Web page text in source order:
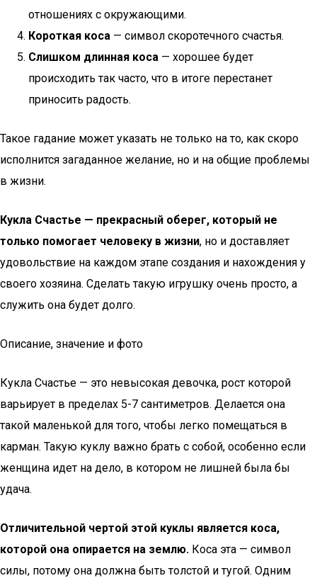
отношениях с окружающими.
Короткая коса — символ скоротечного счастья.
Слишком длинная коса — хорошее будет
происходить так часто, что в итоге перестанет
приносить радость.
Такое гадание может указать не только на то, как скоро
исполнится загаданное желание, но и на общие проблемы
в жизни.
Кукла Счастье — прекрасный оберег, который не
только помогает человеку в жизни, но и доставляет
удовольствие на каждом этапе создания и нахождения у
своего хозяина. Сделать такую игрушку очень просто, а
служить она будет долго.
Описание, значение и фото
Кукла Счастье — это невысокая девочка, рост которой
варьирует в пределах 5-7 сантиметров. Делается она
такой маленькой для того, чтобы легко помещаться в
карман. Такую куклу важно брать с собой, особенно если
женщина идет на дело, в котором не лишней была бы
удача.
Отличительной чертой этой куклы является коса,
которой она опирается на землю. Коса эта — символ
силы, потому она должна быть толстой и тугой. Одним